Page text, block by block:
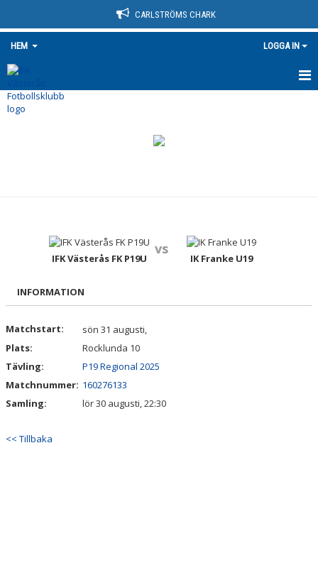
CARLSTRÖMS CHARK
HEM LOGGA IN
HEM
BILDGALLERI
DOKUMENT
MATCHER
FOTBOLLSLEKIS 2026
WEBSHOP
NY I IFK VÄSTERÅS FK
IFK Västerås FK P19U
vs
IK Franke U19
INFORMATION
Matchstart:
sön 31 augusti,
Plats:
Rocklunda 10
Tävling:
P19 Regional 2025
Matchnummer: 160276133
Samling:
lör 30 augusti, 22:30
<< Tillbaka